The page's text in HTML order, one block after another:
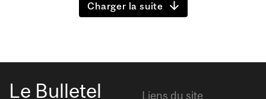
Charger la suite
Le Bulletel Liens du site